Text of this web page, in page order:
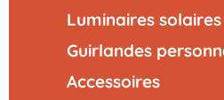
Luminaires solaires
Guirlandes
Accessoires